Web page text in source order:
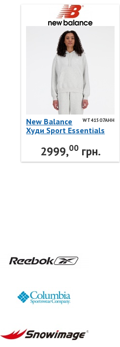
WT41507AHH
New Balance
Худи Sport Essentials
WT41507AHH New
Balance
2999,00грн.